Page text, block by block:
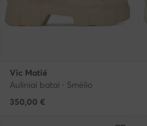
Vic Matié
Auliniai batai · Smėlio
350,00 €